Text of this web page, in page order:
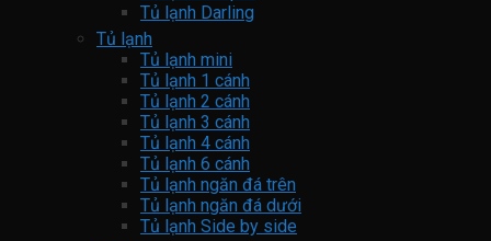
Tủ lạnh Darling
Tủ lạnh
Tủ lạnh mini
Tủ lạnh 1 cánh
Tủ lạnh 2 cánh
Tủ lạnh 3 cánh
Tủ lạnh 4 cánh
Tủ lạnh 6 cánh
Tủ lạnh ngăn đá trên
Tủ lạnh ngăn đá dưới
Tủ lạnh Side by side